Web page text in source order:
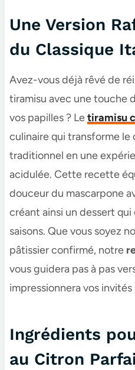
Une Version
du Classique
Avez-vous déjà rêvé de
tiramisu avec une touche
vos papilles ? Letiramisu
culinaire qui transforme le
traditionnel en une
acidulée. Cette recette
douceur du mascarpone
créant ainsi un dessert
saisons. Que vous soyez
pâtissier confirmé, notre
vous guidera pas à pas
impressionnera vos invités
Ingrédients
au Citron